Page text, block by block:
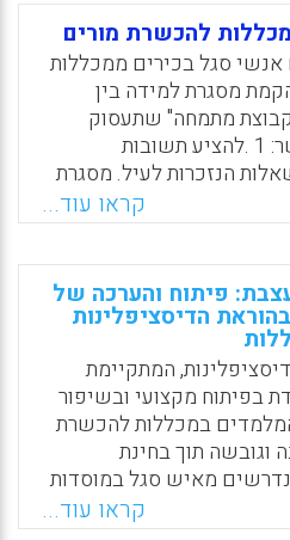
להכשרת מורים
סגל בכירים ממכללות
מסגרת למידה בין
מתמחה" שתעסוק
בסוגיות אלה ותאפשר: 1 .להציע תשובות
הנזכרות לעיל. מסגרת
במחקר לגביהן ותנסה
למערכת לקיים את
תהליכי הערכת האיכות. 2. להכשיר סגל בכיר
הערכת האיכות . סגל
ההערכה העצמית ויוכל
במכללות. הכוונה היא
לבעלי תפקידים
לאנשי סגל שאמורים לנווט
במוסדותיהם. התכנית
במכללות להכשרת מורים
הלימודים תשס"ט.
תפקידים מרכזיים
לקחת חלק בתהליך
קראו עוד...
פיתוח והערכה של
הדיסציפלינות
המתקיימת
בפיתוח מקצועי ובשיפור
במכללות להכשרת
וגובשה תוך בחינת
מאיש סגל במוסדות
להיחשב מומחה בתחומו.
קראו עוד...